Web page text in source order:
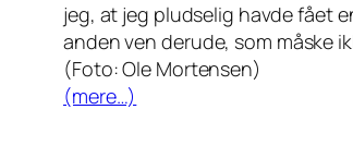
jeg, at jeg pludselig havde fået
anden ven derude, som måske
(Foto: Ole Mortensen)
(mere…)